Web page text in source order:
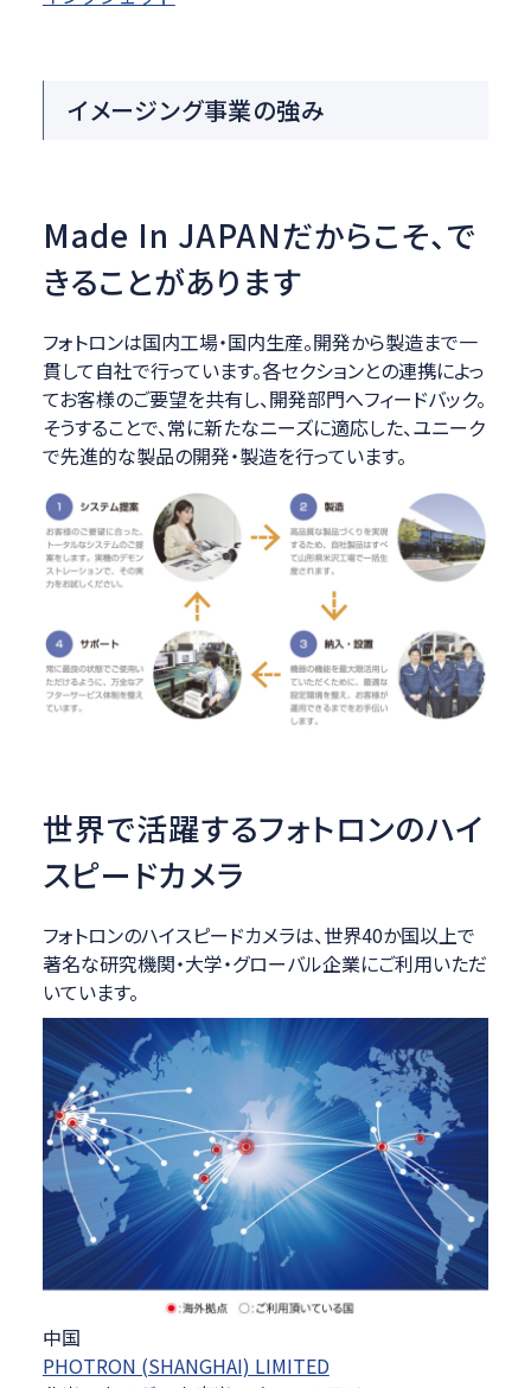
イメージング事業の強み
Made In JAPANだからこそ、で
きることがあります
フォトロンは国内工場・国内生産。開発から製造まで一
貫して自社で行っています。各セクションとの連携によっ
てお客様のご要望を共有し、開発部門へフィードバック。
そうすることで、常に新たなニーズに適応した、ユニーク
で先進的な製品の開発・製造を行っています。
世界で活躍するフォトロンのハイ
スピードカメラ
フォトロンのハイスピードカメラは、世界40か国以上で
著名な研究機関・大学・グローバル企業にご利用いただ
いています。
中国
PHOTRON (SHANGHAI) LIMITED